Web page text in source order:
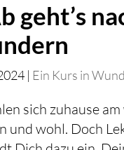
geht’s
| Ein Kurs in
sich zuhause
und wohl. Doch